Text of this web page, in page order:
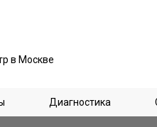
в Москве
Диагностика